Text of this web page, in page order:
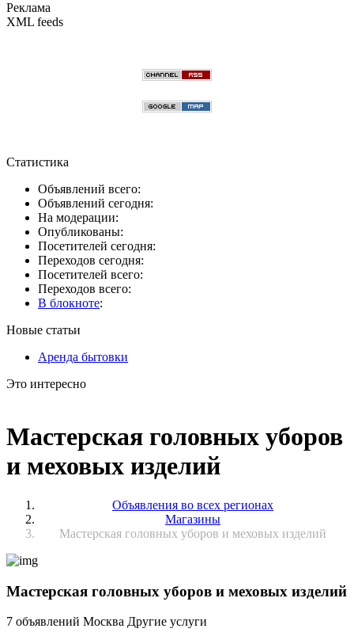
Реклама
XML feeds
Статистика
Объявлений всего:
Объявлений сегодня:
На модерации:
Опубликованы:
Посетителей сегодня:
Переходов сегодня:
Посетителей всего:
Переходов всего:
В блокноте:
Новые статьи
Аренда бытовки
Это интересно
Мастерская головных уборов
и меховых изделий
Объявления во всех регионах
Магазины
Мастерская головных уборов и меховых изделий
Мастерская головных уборов и меховых изделий
7 объявлений Москва Другие услуги